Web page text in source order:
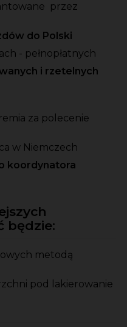
przez
do Polski
- pełnopłatnych
i rzetelnych
za polecenie
w Niemczech
koordynatora
będzie:
metodą
pod lakierowanie